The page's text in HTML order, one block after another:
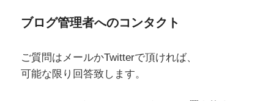
ブログ管理者へのコンタクト
ご質問はメールかTwitterで頂ければ、
可能な限り回答致します。